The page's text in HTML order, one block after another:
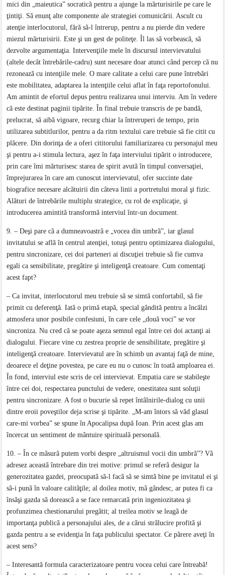
mici din „maieutica” socratică pentru a ajunge la mărturisirile pe care le
ţintiţi. Să enunţ alte componente ale strategiei comunicării. Ascult cu
atenţie interlocutorul, fără sã-l întrerup, pentru a nu pierde din vedere
miezul mărturisirii. Este şi un gest de politeţe. Îl las să vorbească, să
dezvolte argumentaţia. Intervenţiile mele în discursul intervievatului
(altele decât întrebările-cadru) sunt necesare doar atunci când percep că nu
rezonează cu intenţiile mele. O mare calitate a celui care pune întrebări
este mobilitatea, adaptarea la intenţiile celui aflat în faţa reportofonului.
Am amintit de efortul depus pentru realizarea unui interviu. Am în vedere
că este destinat paginii tipărite. În final trebuie transcris de pe bandă,
prelucrat, să aibă vigoare, recurg chiar la întreruperi de tempo, prin
utilizarea subtitlurilor, pentru a da ritm textului care trebuie să fie citit cu
plăcere. Din dorinţa de a oferi cititorului familiarizarea cu personajul meu
şi pentru a-i stimula lectura, aşez în faţa interviului tipărit o introducere,
prin care îmi mărturisesc starea de spirit avută în timpul conversaţiei,
împrejurarea în care am cunoscut intervievatul, ofer succinte date
biografice necesare alcãtuirii din câteva linii a portretului moral şi fizic.
Alături de întrebările multiplu strategice, cu rol de explicaţie, şi
introducerea amintită transformă interviul într-un document.
9. – Deşi pare cã a dumneavoastrã e „vocea din umbrã”, iar glasul
invitatului se aflã în centrul atenţiei, totuşi pentru optimizarea dialogului,
pentru sincronizare, cei doi parteneri ai discuţiei trebuie sã fie cumva
egali ca sensibilitate, pregãtire şi inteligenţã creatoare. Cum comentaţi
acest fapt?
– Ca invitat, interlocutorul meu trebuie să se simtă confortabil, să fie
primit cu deferenţă. Iată o primă etapă, special gândită pentru a încălzi
atmosfera unor posibile confesiuni, în care cele „două voci” se vor
sincroniza. Nu cred că se poate aşeza semnul egal între cei doi actanţi ai
dialogului. Fiecare vine cu zestrea proprie de sensibilitate, pregătire şi
inteligenţă creatoare. Intervievatul are în schimb un avantaj faţă de mine,
deoarece el deţine povestea, pe care eu nu o cunosc în toatã amploarea ei.
În fond, interviul este scris de cel intervievat. Empatia care se stabileşte
între cei doi, respectarea punctului de vedere, onestitatea sunt soluţii
pentru sincronizare. A fost o bucurie să repet întâlnirile-dialog cu unii
dintre eroii poveştilor deja scrise şi tipărite. „M-am întors să văd glasul
care-mi vorbea” se spune în Apocalipsa după Ioan. Prin acest glas am
încercat un sentiment de mântuire spirituală personală.
10. – În ce mãsurã putem vorbi despre „altruismul vocii din umbrã”? Vã
adresez aceastã întrebare din trei motive: primul se referã desigur la
generozitatea gazdei, preocupatã sã-l facã sã se simtã bine pe invitatul ei şi
sã-i punã în valoare calitãţile; al doilea motiv, mã gândesc, ar putea fi ca
însãşi gazda sã doreascã a se face remarcatã prin ingeniozitatea şi
profunzimea chestionarului pregãtit; al treilea motiv se leagã de
importanţa publicã a personajului ales, de a cãrui strãlucire profitã şi
gazda pentru a se evidenţia în faţa publicului spectator. Ce pãrere aveţi în
acest sens?
– Interesantă formula caracterizatoare pentru vocea celui care întreabă!